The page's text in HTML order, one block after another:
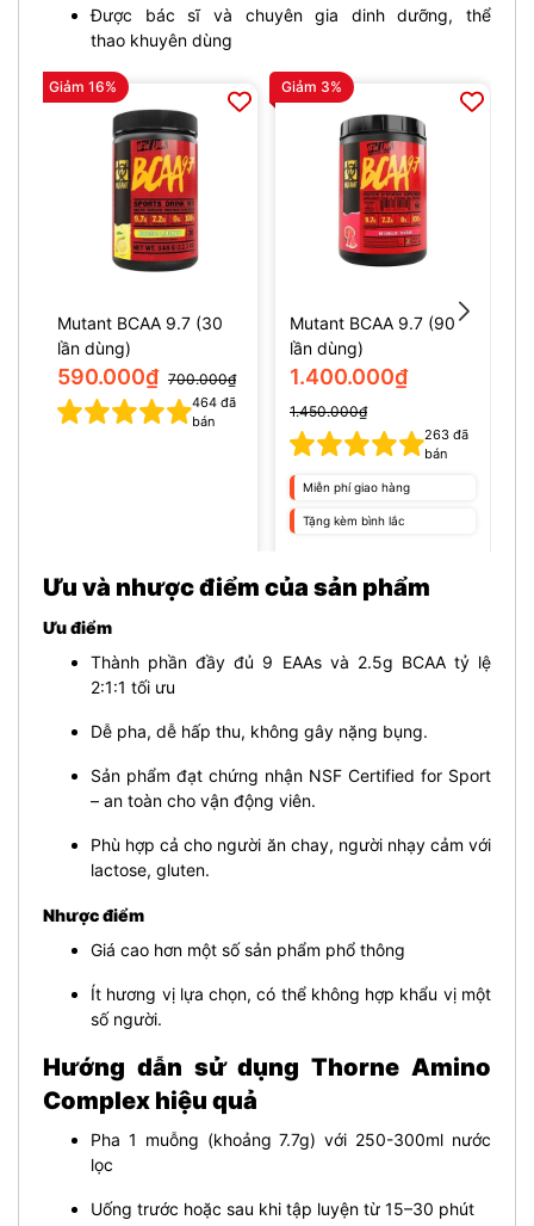
Được bác sĩ và chuyên gia dinh dưỡng, thể
thao khuyên dùng
Giảm 16%
Mutant BCAA 9.7 (30
lần dùng)
590.000₫ 700.000₫
464 đã
bán
Giảm 3%
Mutant BCAA 9.7 (90
lần dùng)
1.400.000₫
1.450.000₫
263 đã
bán
Miễn phí giao hàng
Tặng kèm bình lắc
Ưu và nhược điểm của sản phẩm
Ưu điểm
Thành phần đầy đủ 9 EAAs và 2.5g BCAA tỷ lệ
2:1:1 tối ưu
Dễ pha, dễ hấp thu, không gây nặng bụng.
Sản phẩm đạt chứng nhận NSF Certified for Sport
– an toàn cho vận động viên.
Phù hợp cả cho người ăn chay, người nhạy cảm với
lactose, gluten.
Nhược điểm
Giá cao hơn một số sản phẩm phổ thông
Ít hương vị lựa chọn, có thể không hợp khẩu vị một
số người.
Hướng dẫn sử dụng Thorne Amino
Complex hiệu quả
Pha 1 muỗng (khoảng 7.7g) với 250-300ml nước
lọc
Uống trước hoặc sau khi tập luyện từ 15–30 phút